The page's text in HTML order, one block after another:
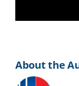
About the